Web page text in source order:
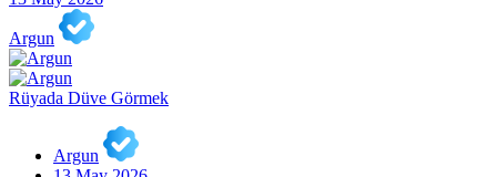
Argun
Rüyada Düve Görmek
Argun